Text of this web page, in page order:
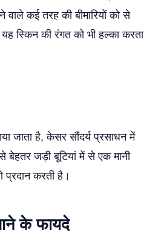
वाले कई तरह की बीमारियों को से
स्किन की रंगत को भी हल्का करता
जाता है, केसर सौंदर्य प्रसाधन में
बेहतर जड़ी बूटियां में से एक मानी
प्रदान करती है।
के फायदे